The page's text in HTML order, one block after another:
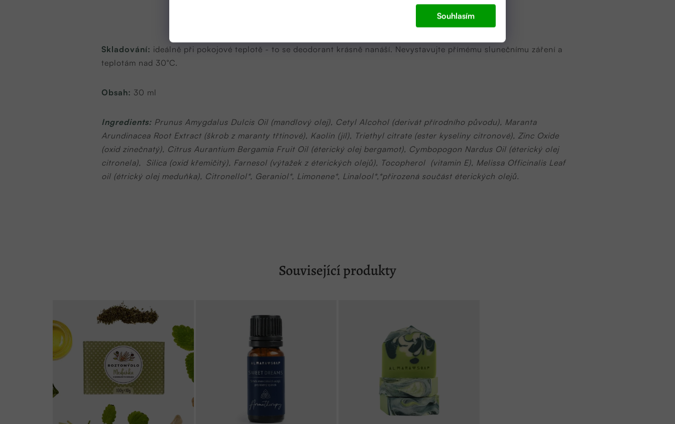
Souhlasím
Skladování: ideálně při pokojové teplotě - to se deodorant krásně nanáší. Nevystavujte přímému slunečnímu záření a
teplotám nad 30°C.
Obsah: 30 ml
Ingredients: Prunus Amygdalus Dulcis Oil (mandlový olej), Cetyl Alcohol (derivát přírodního původu), Maranta
Arundinacea Root Extract (škrob z maranty třtinové), Kaolin (jíl), Triethyl citrate (ester kyseliny citronové), Zinc Oxide
(oxid zinečnatý), Citrus Aurantium Bergamia Fruit Oil (éterický olej bergamot), Cymbopogon Nardus Oil (éterický olej
citronela), Silica (oxid křemičitý), Farnesol (výtažek z éterických olejů), Tocopherol (vitamin E), Melissa Officinalis Leaf
oil (étrický olej meduňka), Citronellol*, Geraniol*, Limonene*, Linalool*,*přirozená součást éterických olejů.
Související produkty